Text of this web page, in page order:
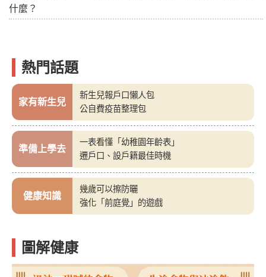
什麼？
熱門話題
家有新生兒
新生兒報戶口懶人包
公自費疫苗整理包
準備上學去
一表看懂「幼稚園年齡表」
遷戶口、設戶籍最佳時機
健康知識
幾歲可以擦防曬
強化「前庭覺」的遊戲
圖解健康